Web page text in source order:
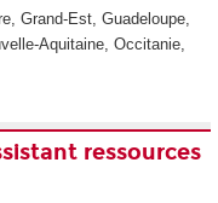
Grand-Est, Guadeloupe,
Aquitaine, Occitanie,
ressources